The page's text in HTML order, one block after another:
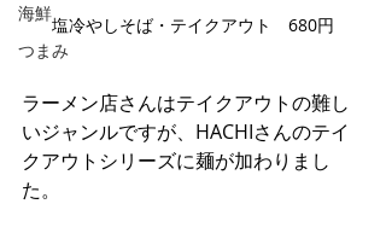
海鮮
つまみ
塩冷やしそば・テイクアウト　680円
ラーメン店さんはテイクアウトの難し
いジャンルですが、HACHIさんのテイ
クアウトシリーズに麺が加わりまし
た。